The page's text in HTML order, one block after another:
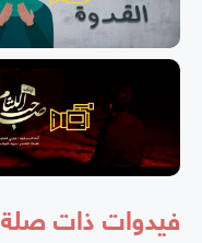
فيدوات ذات صلة